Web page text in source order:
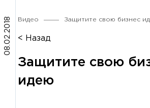
08.02.2018 Видео Защитите свою бизнес
< Назад
Защитите свою
идею
Торговая марка
Разработка договоров